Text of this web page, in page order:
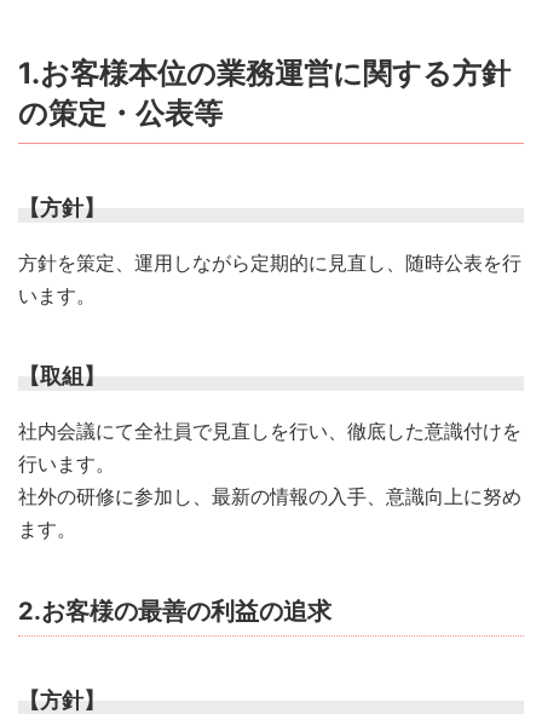
1.お客様本位の業務運営に関する方針
の策定・公表等
【方針】
方針を策定、運用しながら定期的に見直し、随時公表を行
います。
【取組】
社内会議にて全社員で見直しを行い、徹底した意識付けを
行います。
社外の研修に参加し、最新の情報の入手、意識向上に努め
ます。
2.お客様の最善の利益の追求
【方針】